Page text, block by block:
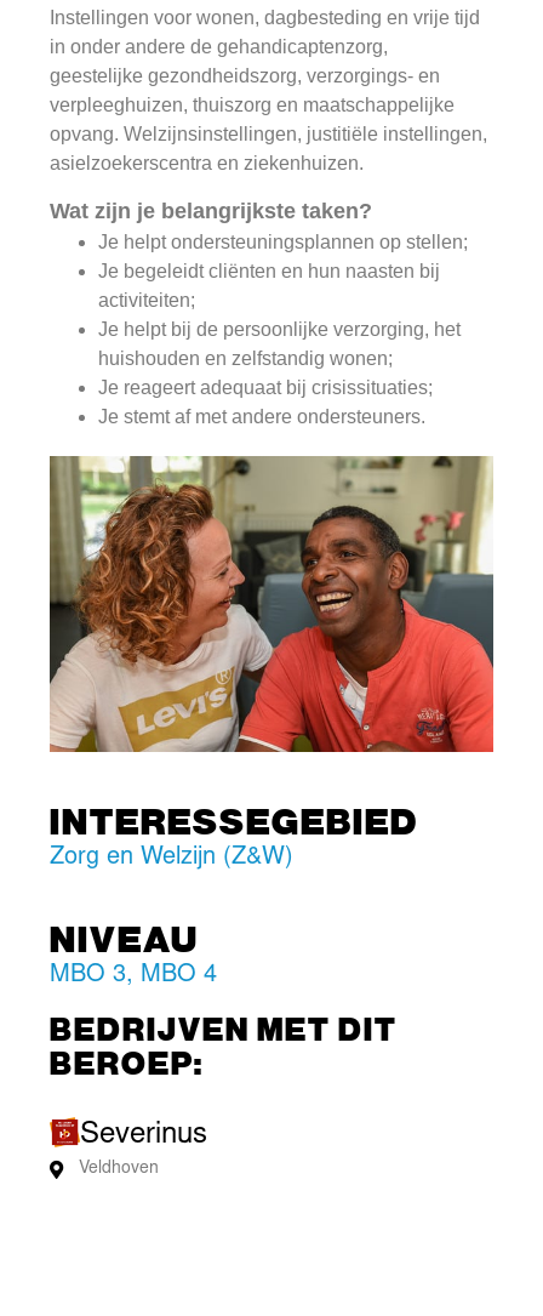
Instellingen voor wonen, dagbesteding en vrije tijd
in onder andere de gehandicaptenzorg,
geestelijke gezondheidszorg, verzorgings- en
verpleeghuizen, thuiszorg en maatschappelijke
opvang. Welzijnsinstellingen, justitiële instellingen,
asielzoekerscentra en ziekenhuizen.
Wat zijn je belangrijkste taken?
Je helpt ondersteuningsplannen op stellen;
Je begeleidt cliënten en hun naasten bij
activiteiten;
Je helpt bij de persoonlijke verzorging, het
huishouden en zelfstandig wonen;
Je reageert adequaat bij crisissituaties;
Je stemt af met andere ondersteuners.
INTERESSEGEBIED
Zorg en Welzijn (Z&W)
NIVEAU
MBO 3, MBO 4
BEDRIJVEN MET DIT
BEROEP:
Severinus
Veldhoven